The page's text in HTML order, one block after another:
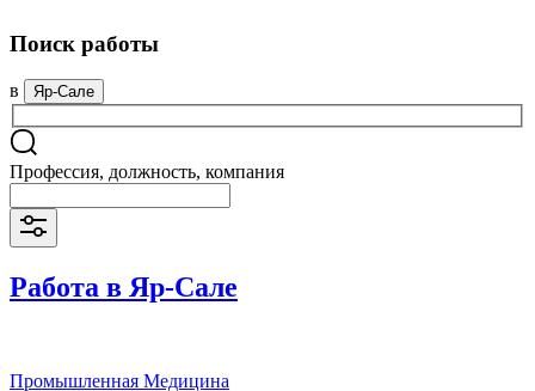
Поиск работы
в Яр-Сале
Профессия, должность, компания
Работа в Яр-Сале
Промышленная Медицина